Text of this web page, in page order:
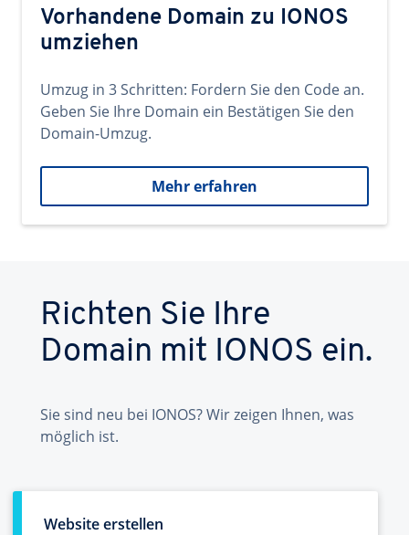
Vorhandene Domain zu IONOS
umziehen
Umzug in 3 Schritten: Fordern Sie den Code an.
Geben Sie Ihre Domain ein Bestätigen Sie den
Domain-Umzug.
Mehr erfahren
Richten Sie Ihre
Domain mit IONOS ein.
Sie sind neu bei IONOS? Wir zeigen Ihnen, was
möglich ist.
Website erstellen